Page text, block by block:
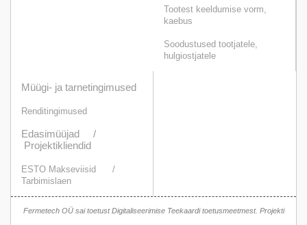
Tootest keeldumise vorm,
kaebus
Soodustused tootjatele,
hulgiostjatele
Müügi- ja tarnetingimused
Renditingimused
Edasimüüjad /
Projektikliendid
ESTO Makseviisid /
Tarbimislaen
Fermetech OÜ sai toetust Digitaliseerimise Teekaardi toetusmeetmest. Projekti